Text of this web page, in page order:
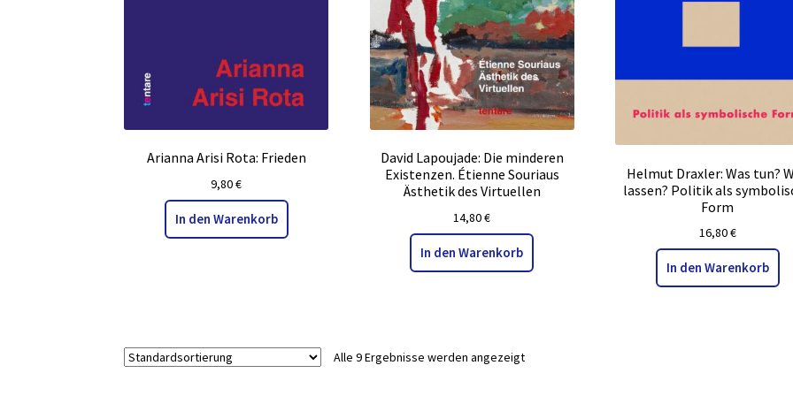
Arianna Arisi Rota: Frieden
9,80€
In den Warenkorb
David Lapoujade: Die minderen
Existenzen. Étienne Souriaus
Ästhetik des Virtuellen
14,80€
In den Warenkorb
Helmut Draxler: Was tun?
lassen? Politik als
Form
16,80€
In den Warenkorb
Alle 9 Ergebnisse werden angezeigt